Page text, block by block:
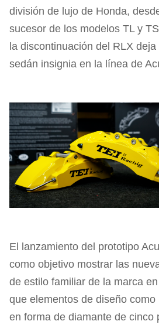
división de lujo de Honda,
sucesor de los modelos TL y
la discontinuación del RLX
sedán insignia en la línea de
El lanzamiento del prototipo
como objetivo mostrar las
de estilo familiar de la marca
que elementos de diseño
en forma de diamante de cinco